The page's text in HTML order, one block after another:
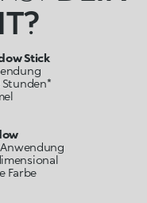
Stick
Stunden*
Farbe